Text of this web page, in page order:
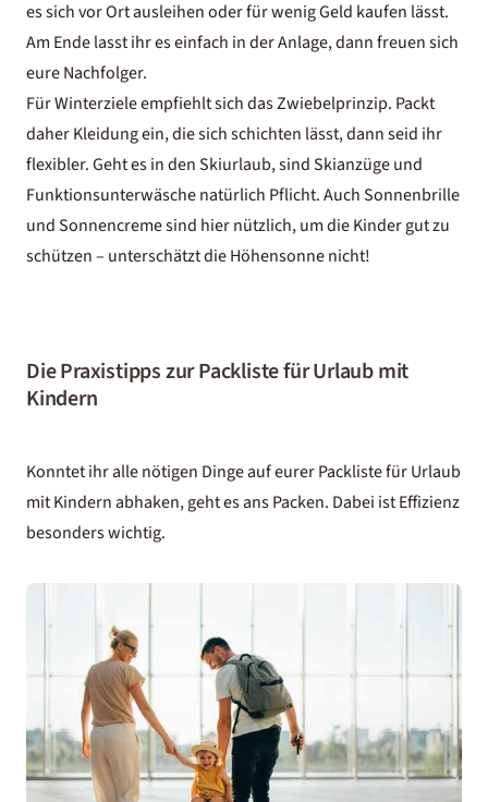
es sich vor Ort ausleihen oder für wenig Geld kaufen lässt.
Am Ende lasst ihr es einfach in der Anlage, dann freuen sich
eure Nachfolger.
Für Winterziele empfiehlt sich das Zwiebelprinzip. Packt
daher Kleidung ein, die sich schichten lässt, dann seid ihr
flexibler. Geht es in den Skiurlaub, sind Skianzüge und
Funktionsunterwäsche natürlich Pflicht. Auch Sonnenbrille
und Sonnencreme sind hier nützlich, um die Kinder gut zu
schützen – unterschätzt die Höhensonne nicht!
Die Praxistipps zur Packliste für Urlaub mit
Kindern
Konntet ihr alle nötigen Dinge auf eurer Packliste für Urlaub
mit Kindern abhaken, geht es ans Packen. Dabei ist Effizienz
besonders wichtig.